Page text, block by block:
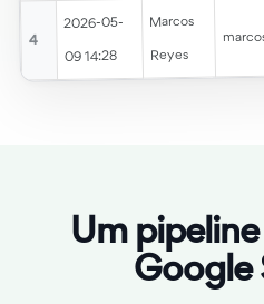
4
2026-05-
09 14:28
Marcos
Reyes
Um
Google